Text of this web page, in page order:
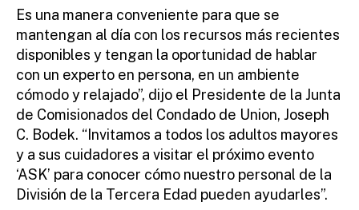
Es una manera conveniente para que se
mantengan al día con los recursos más recientes
disponibles y tengan la oportunidad de hablar
con un experto en persona, en un ambiente
cómodo y relajado”, dijo el Presidente de la Junta
de Comisionados del Condado de Union, Joseph
C. Bodek. “Invitamos a todos los adultos mayores
y a sus cuidadores a visitar el próximo evento
‘ASK’ para conocer cómo nuestro personal de la
División de la Tercera Edad pueden ayudarles”.